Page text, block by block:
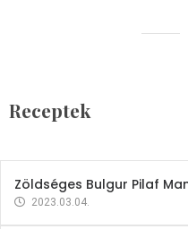
Receptek
2023.03.06.
Zöldséges Bulgur Pilaf
2023.03.04.